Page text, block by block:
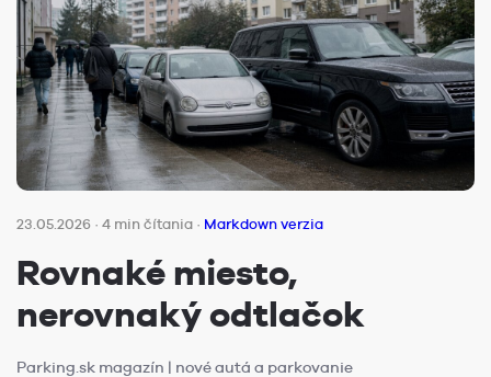
23.05.2026 · 4 min čítania · Markdown verzia
Rovnaké miesto,
nerovnaký odtlačok
Parking.sk magazín | nové autá a parkovanie